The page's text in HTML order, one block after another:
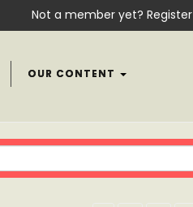
Not a member yet? Register
OUR CONTENT